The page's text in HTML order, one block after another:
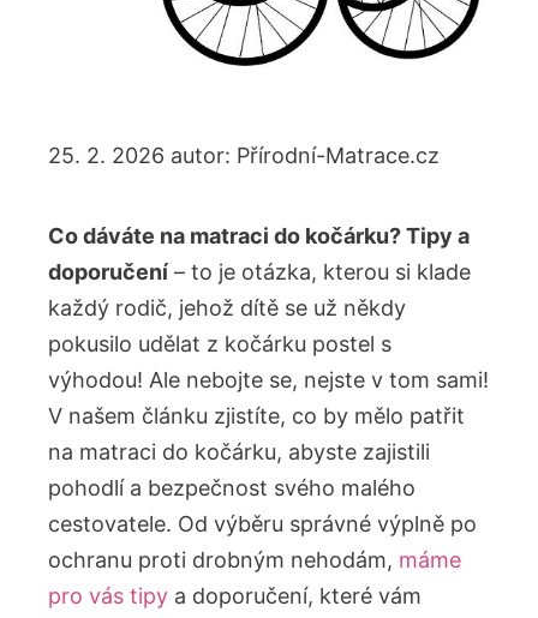
25. 2. 2026 autor: Přírodní-Matrace.cz
Co dáváte na matraci do kočárku? Tipy a
doporučení – to je otázka, kterou si klade
každý rodič, jehož dítě se už někdy
pokusilo udělat z kočárku postel s
výhodou! Ale nebojte se, nejste v tom sami!
V našem článku zjistíte, co by mělo patřit
na matraci do kočárku, abyste zajistili
pohodlí a bezpečnost svého malého
cestovatele. Od výběru správné výplně po
ochranu proti drobným nehodám, máme
pro vás tipy a doporučení, které vám